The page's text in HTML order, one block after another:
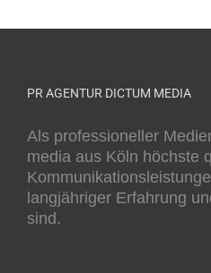
PR AGENTUR DICTUM MEDIA
Als professioneller
media aus Köln höchste
langjähriger Erfahrung
sind.